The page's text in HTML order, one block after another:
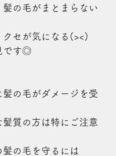
の毛がまとまらない
クセが気になる(><)
です◎
髪の毛がダメージを受
髪質の方は特にご注意
髪の毛を守るには